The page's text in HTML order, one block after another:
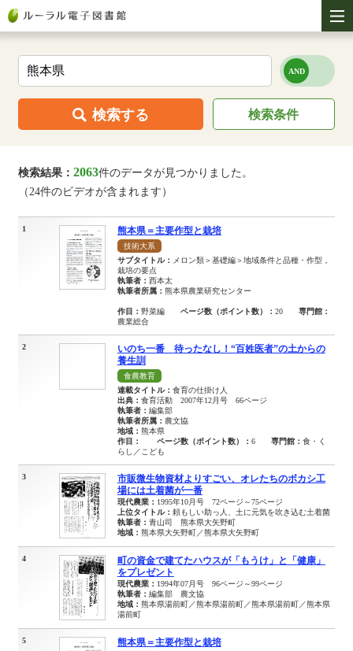
検索する 検索条件
検索結果： 2063件のデータが見つかりました。
（24件のビデオが含まれます）
1 熊本県＝主要作型と栽培
技術大系
サブタイトル：
メロン類＞基礎編＞地域条件と品種・作型，
栽培の要点
執筆者： 西本太
執筆者所属： 熊本県農業研究センター
作目： 野菜編 ページ数（ポイント数）： 20
専門館：
農業総合
2
いのち一番 待ったなし！“百姓医者”の土からの
養生訓
食農教育
連載タイトル： 食育の仕掛け人
出典： 食育活動 2007年12月号 66ページ
執筆者： 編集部
執筆者所属： 農文協
地域： 熊本県
作目：
ページ数（ポイント数）： 6 専門館： 食・く
らし／こども
3
市販微生物資材よりすごい、オレたちのボカシ工
場には土着菌が一番
現代農業： 1995年10月号 72ページ～75ページ
上位タイトル： 頼もしい助っ人、土に元気を吹き込む土着菌
執筆者： 青山司 熊本県大矢野町
地域： 熊本県大矢野町／熊本県大矢野町
4
町の資金で建てたハウスが「もうけ」と「健康」
をプレゼント
現代農業： 1994年07月号 96ページ～99ページ
執筆者： 編集部 農文協
地域： 熊本県湯前町／熊本県湯前町／熊本県湯前町／熊本県
湯前町
5 熊本県＝主要作型と栽培